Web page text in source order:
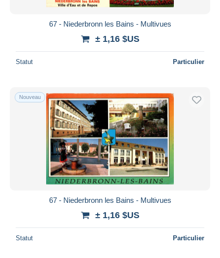
67 - Niederbronn les Bains - Multivues
± 1,16 $US
Statut Particulier
Nouveau
67 - Niederbronn les Bains - Multivues
± 1,16 $US
Statut Particulier